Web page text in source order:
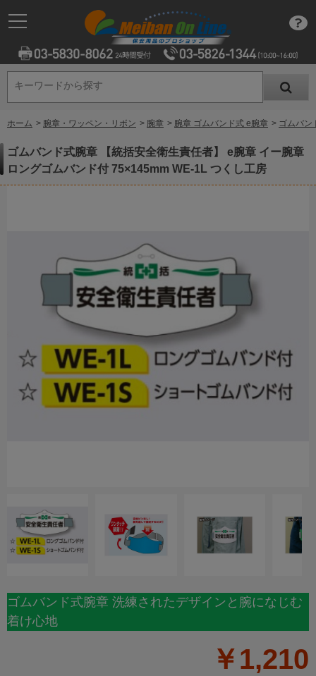
キーワードから探す
キーワードから探す
ホーム > 腕章・ワッペン・リボン > 腕章 > 腕章 ゴムバンド式 e腕章 > ゴムバン
ゴムバンド式腕章 【統括安全衛生責任者】 e腕章 イー腕章
ロングゴムバンド付 75×145mm WE-1L つくし工房
ゴムバンド式腕章 洗練されたデザインと腕になじむ
着け心地
￥1,210